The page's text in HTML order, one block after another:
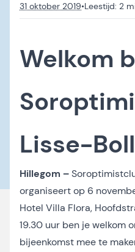
31 oktober 2019•
Welkom
Lisse-
Hillegom –
organiseert op 6
Hotel Villa Flora,
19.30 uur ben je welkom
bijeenkomst mee te